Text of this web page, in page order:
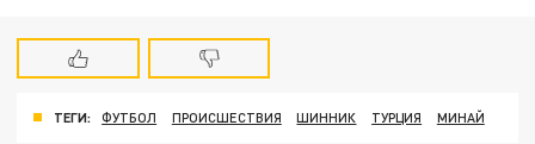
ТЕГИ: ФУТБОЛ ПРОИСШЕСТВИЯ ШИННИК ТУРЦИЯ МИНАЙ